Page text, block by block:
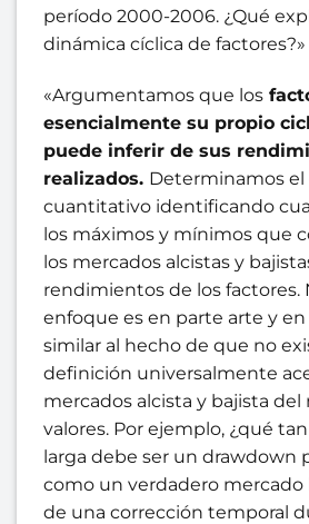
período 2000-2006. ¿Qué
dinámica cíclica de factores?»
«Argumentamos que los
esencialmente su propio
puede inferir de sus
realizados. Determinamos el
cuantitativo identificando
los máximos y mínimos que
los mercados alcistas y
rendimientos de los factores.
enfoque es en parte arte y
similar al hecho de que no
definición universalmente
mercados alcista y bajista del
valores. Por ejemplo, ¿qué
larga debe ser un drawdown
como un verdadero mercado
de una corrección temporal